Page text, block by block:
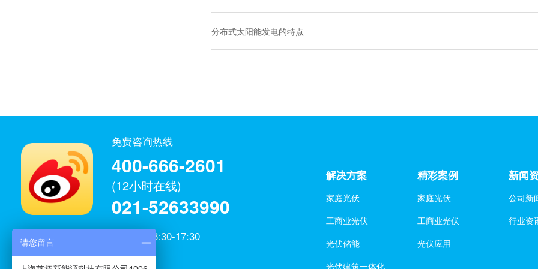
分布式太阳能发电的特点
微博官方
免费咨询热线
400-666-2601
(12小时在线)
021-52633990
工作日：8:30-17:30
上海莱拓新能源科技有限公司
解决方案
家庭光伏
工商业光伏
光伏储能
光伏建筑一体化
精彩案例
家庭光伏
工商业光伏
光伏应用
新闻
公司新
行业资
请您留言